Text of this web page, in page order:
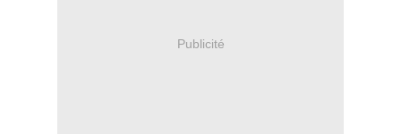
Publicité